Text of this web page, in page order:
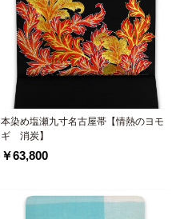
本染め塩瀬九寸名古屋帯【情熱のヨモ
ギ 消炭】
￥63,800